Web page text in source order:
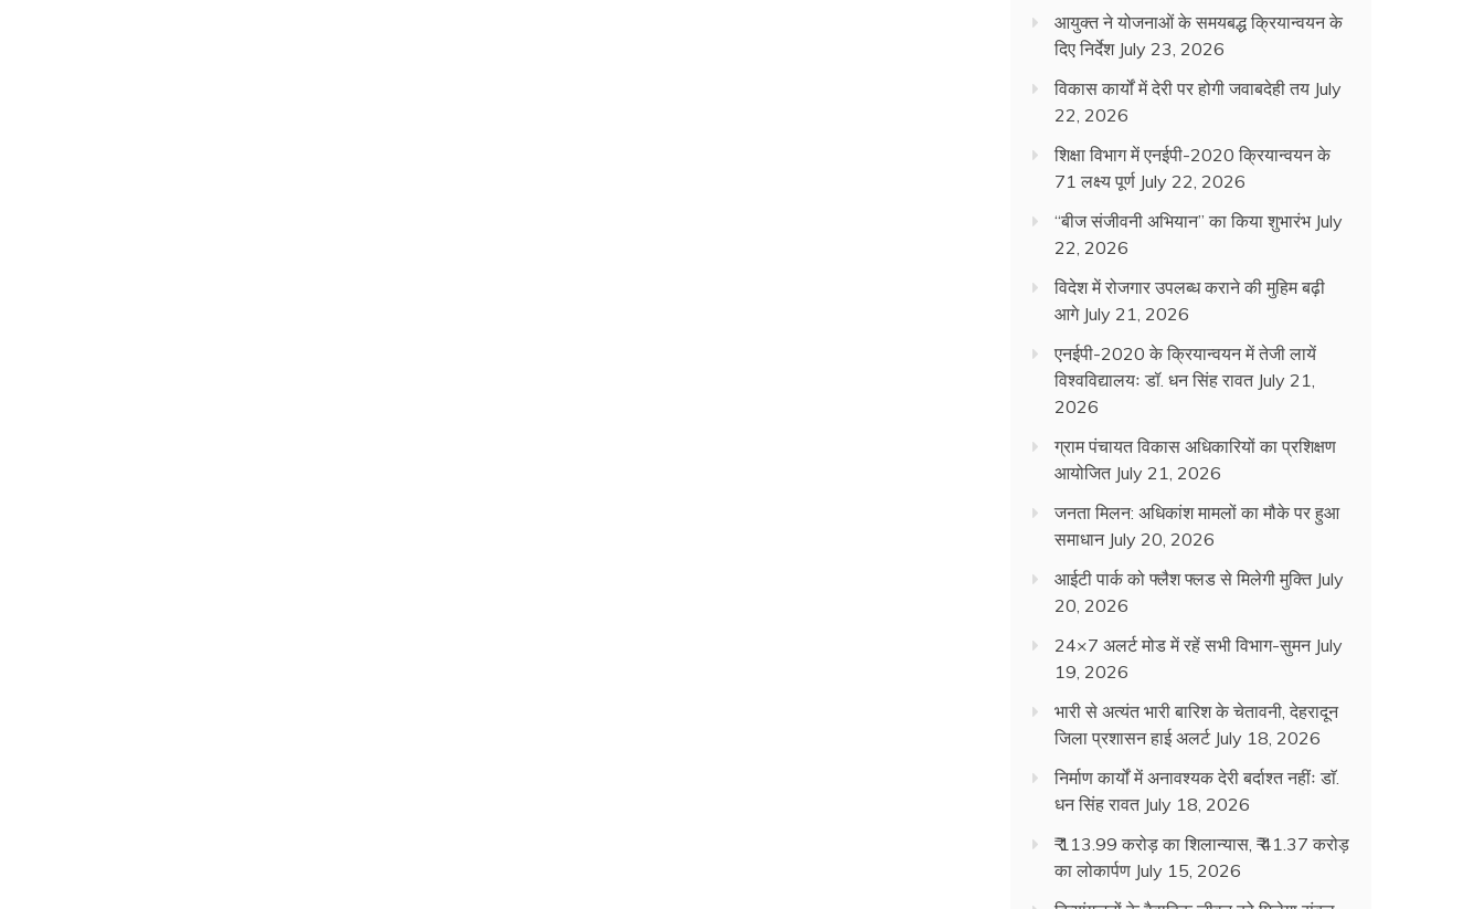
आयुक्त ने योजनाओं के समयबद्ध क्रियान्वयन के
दिए निर्देश July 23, 2026
विकास कार्यों में देरी पर होगी जवाबदेही तय July
22, 2026
शिक्षा विभाग में एनईपी-2020 क्रियान्वयन के
71 लक्ष्य पूर्ण July 22, 2026
“बीज संजीवनी अभियान” का किया शुभारंभ July
22, 2026
विदेश में रोजगार उपलब्ध कराने की मुहिम बढ़ी
आगे July 21, 2026
एनईपी-2020 के क्रियान्वयन में तेजी लायें
विश्वविद्यालयः डॉ. धन सिंह रावत July 21,
2026
ग्राम पंचायत विकास अधिकारियों का प्रशिक्षण
आयोजित July 21, 2026
जनता मिलन: अधिकांश मामलों का मौके पर हुआ
समाधान July 20, 2026
आईटी पार्क को फ्लैश फ्लड से मिलेगी मुक्ति July
20, 2026
24×7 अलर्ट मोड में रहें सभी विभाग-सुमन July
19, 2026
भारी से अत्यंत भारी बारिश के चेतावनी, देहरादून
जिला प्रशासन हाई अलर्ट July 18, 2026
निर्माण कार्यों में अनावश्यक देरी बर्दाश्त नहींः डाॅ.
धन सिंह रावत July 18, 2026
₹ 113.99 करोड़ का शिलान्यास, ₹ 41.37 करोड़
का लोकार्पण July 15, 2026